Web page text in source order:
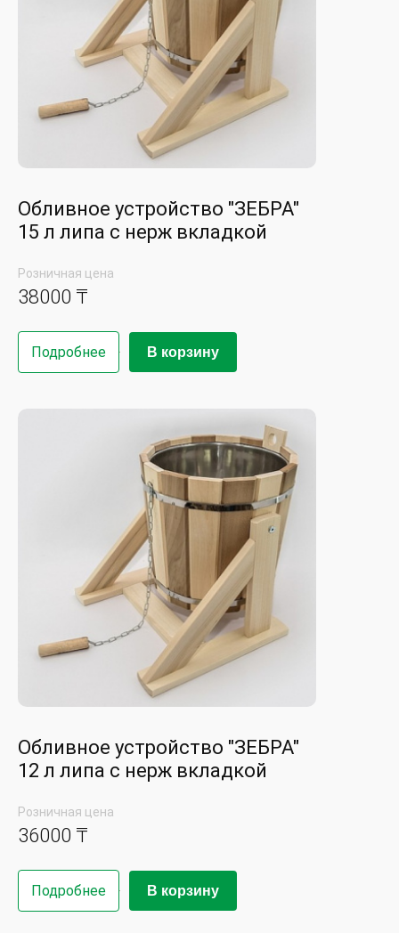
Обливное устройство "ЗЕБРА"
15 л липа с нерж вкладкой
Розничная цена
38000 ₸
Подробнее В корзину
Обливное устройство "ЗЕБРА"
12 л липа с нерж вкладкой
Розничная цена
36000 ₸
Подробнее В корзину